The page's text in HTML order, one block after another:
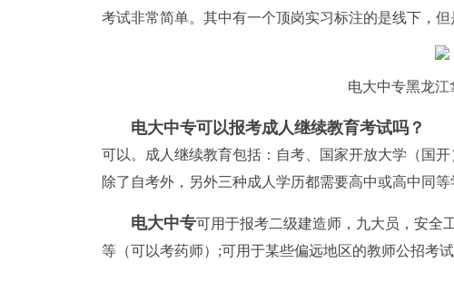
考试非常简单。其中有一个顶岗实习标注的是线下，
电大中专黑龙江
电大中专可以报考成人继续教育考试吗？
可以。成人继续教育包括：自考、国家开放大学（国
除了自考外，另外三种成人学历都需要高中或高中同
电大中专可用于报考二级建造师，九大员，安全
等（可以考药师）;可用于某些偏远地区的教师公招考